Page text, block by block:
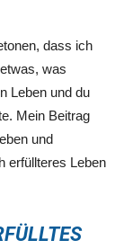
dass ich
was
Leben und du
Mein Beitrag
und
erfüllteres Leben